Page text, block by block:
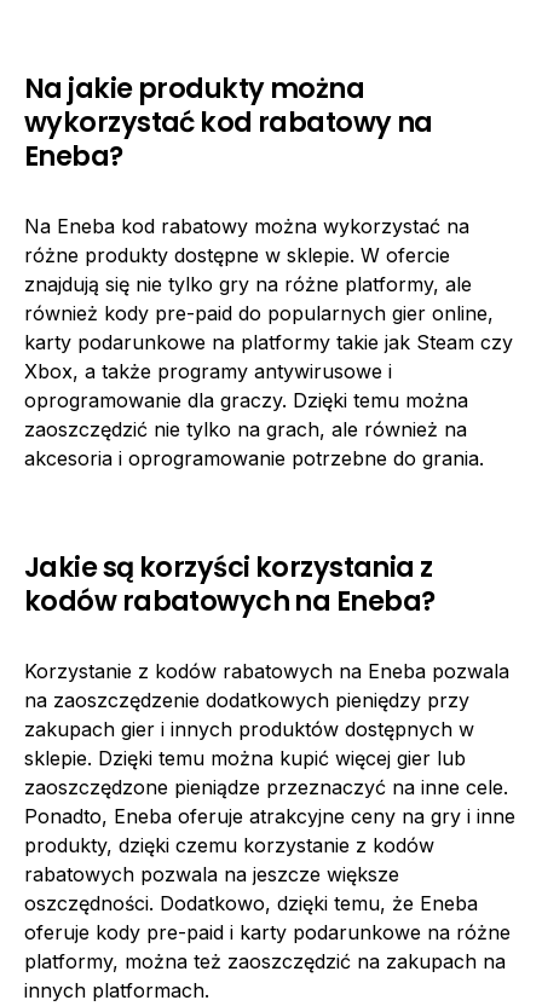
Na jakie produkty można
wykorzystać kod rabatowy na
Eneba?
Na Eneba kod rabatowy można wykorzystać na
różne produkty dostępne w sklepie. W ofercie
znajdują się nie tylko gry na różne platformy, ale
również kody pre-paid do popularnych gier online,
karty podarunkowe na platformy takie jak Steam czy
Xbox, a także programy antywirusowe i
oprogramowanie dla graczy. Dzięki temu można
zaoszczędzić nie tylko na grach, ale również na
akcesoria i oprogramowanie potrzebne do grania.
Jakie są korzyści korzystania z
kodów rabatowych na Eneba?
Korzystanie z kodów rabatowych na Eneba pozwala
na zaoszczędzenie dodatkowych pieniędzy przy
zakupach gier i innych produktów dostępnych w
sklepie. Dzięki temu można kupić więcej gier lub
zaoszczędzone pieniądze przeznaczyć na inne cele.
Ponadto, Eneba oferuje atrakcyjne ceny na gry i inne
produkty, dzięki czemu korzystanie z kodów
rabatowych pozwala na jeszcze większe
oszczędności. Dodatkowo, dzięki temu, że Eneba
oferuje kody pre-paid i karty podarunkowe na różne
platformy, można też zaoszczędzić na zakupach na
innych platformach.